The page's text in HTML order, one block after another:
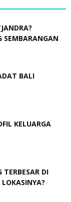
SEMBARANGAN
BALI
KELUARGA
DI